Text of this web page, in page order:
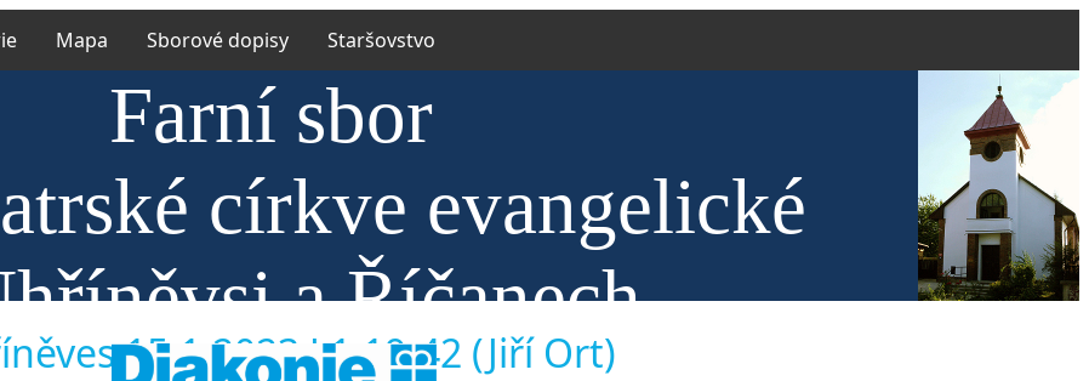
Mapa Sborové dopisy Staršovstvo
Farní sbor
církve evangelické
a Říčanech
15.1.2023 J 1,19-42 (Jiří Ort)